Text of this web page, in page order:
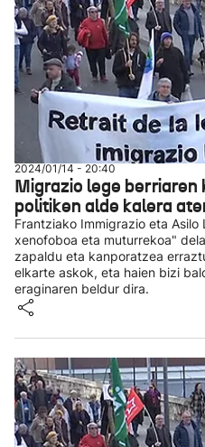
2024/01/14 - 20:40
Migrazio lege
politiken alde kalera
Frantziako Immigrazio eta
xenofoboa eta muturrekoa"
zapaldu eta kanporatzea
elkarte askok, eta haien bizi
eraginaren beldur dira.